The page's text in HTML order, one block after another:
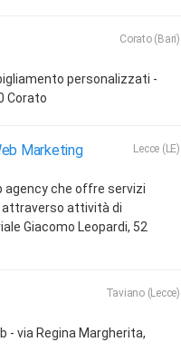
Corato (Bari)
personalizzati -
Corato
Marketing
Lecce (LE)
agency che offre servizi
attività di
Giacomo Leopardi, 52
Taviano (Lecce)
- via Regina Margherita,